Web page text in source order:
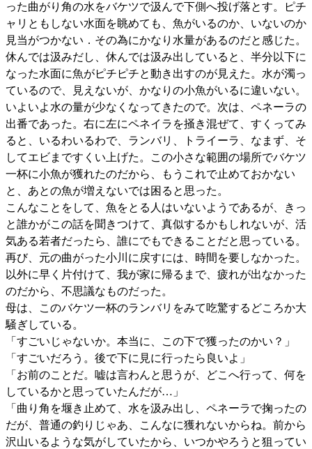
った曲がり角の水をバケツで汲んで下側へ投げ落とす。ピチ
ャリともしない水面を眺めても、魚がいるのか、いないのか
見当がつかない．その為にかなり水量があるのだと感じた。
休んでは汲みだし、休んでは汲み出していると、半分以下に
なった水面に魚がピチピチと動き出すのが見えた。水が濁っ
ているので、見えないが、かなりの小魚がいるに違いない。
いよいよ水の量が少なくなってきたので。次は、ペネーラの
出番であった。右に左にペネイラを掻き混ぜて、すくってみ
ると、いるわいるわで、ランバリ、トライーラ、なまず、そ
してエビまですくい上げた。この小さな範囲の場所でバケツ
一杯に小魚が獲れたのだから、もうこれで止めておかない
と、あとの魚が増えないでは困ると思った。
こんなことをして、魚をとる人はいないようであるが、きっ
と誰かがこの話を聞きつけて、真似するかもしれないが、活
気ある若者だったら、誰にでもできることだと思っている。
再び、元の曲がった小川に戻すには、時間を要しなかった。
以外に早く片付けて、我が家に帰るまで、疲れが出なかった
のだから、不思議なものだった。
母は、このバケツ一杯のランバリをみて吃驚するどころか大
騒ぎしている。
「すごいじゃないか。本当に、この下で獲ったのかい？」
「すごいだろう。後で下に見に行ったら良いよ」
「お前のことだ。嘘は言わんと思うが、どこへ行って、何を
しているかと思っていたんだが…」
「曲り角を堰き止めて、水を汲み出し、ペネーラで掬ったの
だが、普通の釣りじゃあ、こんなに獲れないからね。前から
沢山いるような気がしていたから、いつかやろうと狙ってい